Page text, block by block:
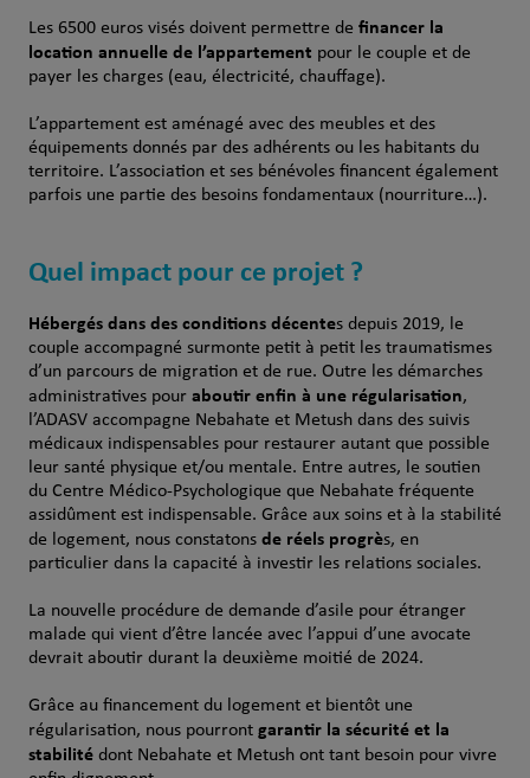
Les 6500 euros visés doivent permettre de financer la
location annuelle de l’appartement pour le couple et de
payer les charges (eau, électricité, chauffage).
L’appartement est aménagé avec des meubles et des
équipements donnés par des adhérents ou les habitants du
territoire. L’association et ses bénévoles financent également
parfois une partie des besoins fondamentaux (nourriture…).
Quel impact pour ce projet ?
Hébergés dans des conditions décentes depuis 2019, le
couple accompagné surmonte petit à petit les traumatismes
d’un parcours de migration et de rue. Outre les démarches
administratives pour aboutir enfin à une régularisation,
l’ADASV accompagne Nebahate et Metush dans des suivis
médicaux indispensables pour restaurer autant que possible
leur santé physique et/ou mentale. Entre autres, le soutien
du Centre Médico-Psychologique que Nebahate fréquente
assidûment est indispensable. Grâce aux soins et à la stabilité
de logement, nous constatons de réels progrès, en
particulier dans la capacité à investir les relations sociales.
La nouvelle procédure de demande d’asile pour étranger
malade qui vient d’être lancée avec l’appui d’une avocate
devrait aboutir durant la deuxième moitié de 2024.
Grâce au financement du logement et bientôt une
régularisation, nous pourront garantir la sécurité et la
stabilité dont Nebahate et Metush ont tant besoin pour vivre